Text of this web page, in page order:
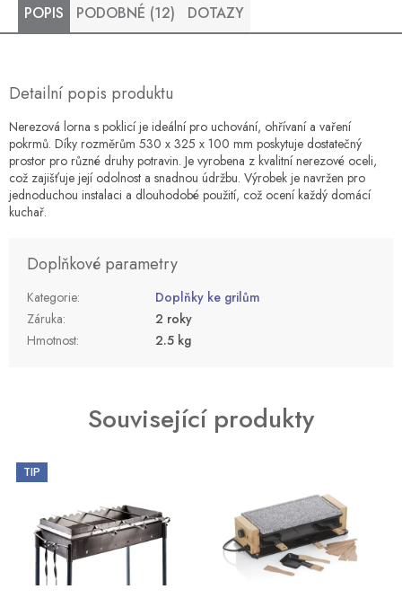
POPIS PODOBNÉ (12) DOTAZY
Detailní popis produktu
Nerezová lorna s poklicí je ideální pro uchování, ohřívaní a vaření
pokrmů. Díky rozměrům 530 x 325 x 100 mm poskytuje dostatečný
prostor pro různé druhy potravin. Je vyrobena z kvalitní nerezové oceli,
což zajišťuje její odolnost a snadnou údržbu. Výrobek je navržen pro
jednoduchou instalaci a dlouhodobé použití, což ocení každý domácí
kuchař.
Doplňkové parametry
Kategorie:
Doplňky ke grilům
Záruka:
2 roky
Hmotnost: 2.5 kg
Související produkty
TIP